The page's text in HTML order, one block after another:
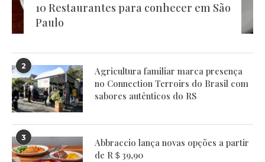
10 Restaurantes para conhecer em São
Paulo
2
Agricultura familiar marca presença
no Connection Terroirs do Brasil com
sabores autênticos do RS
3
Abbraccio lança novas opções a partir
de R＄39,90